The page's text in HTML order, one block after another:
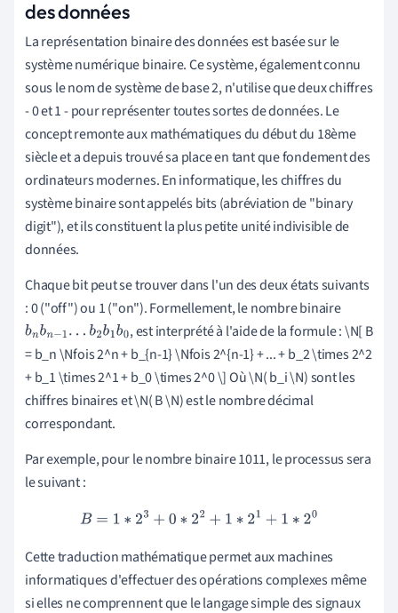
des données
La représentation binaire des données est basée sur le
système numérique binaire. Ce système, également connu
sous le nom de système de base 2, n'utilise que deux chiffres
- 0 et 1 - pour représenter toutes sortes de données. Le
concept remonte aux mathématiques du début du 18ème
siècle et a depuis trouvé sa place en tant que fondement des
ordinateurs modernes. En informatique, les chiffres du
système binaire sont appelés bits (abréviation de "binary
digit"), et ils constituent la plus petite unité indivisible de
données.
Chaque bit peut se trouver dans l'un des deux états suivants
: 0 ("off") ou 1 ("on"). Formellement, le nombre binaire
bnbn−1. .. b 2b1b0 , est interprété à l'aide de la formule : \N[ B
= b_n \Nfois 2^n + b_{n-1} \Nfois 2^{n-1} + ... + b_2 \times 2^2
+ b_1 \times 2^1 + b_0 \times 2^0 \] Où \N( b_i \N) sont les
chiffres binaires et \N( B \N) est le nombre décimal
correspondant.
Par exemple, pour le nombre binaire 1011, le processus sera
le suivant :
B= 1∗ 23+0 ∗ 22+1∗2 1+1∗20
Cette traduction mathématique permet aux machines
informatiques d'effectuer des opérations complexes même
si elles ne comprennent que le langage simple des signaux